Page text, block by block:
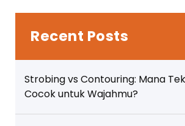
Recent Posts
Strobing vs Contouring: Mana
Cocok untuk Wajahmu?